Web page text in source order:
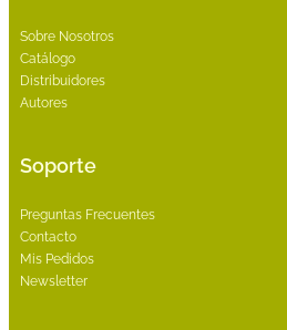
Sobre Nosotros
Catálogo
Distribuidores
Autores
Soporte
Preguntas Frecuentes
Contacto
Mis Pedidos
Newsletter